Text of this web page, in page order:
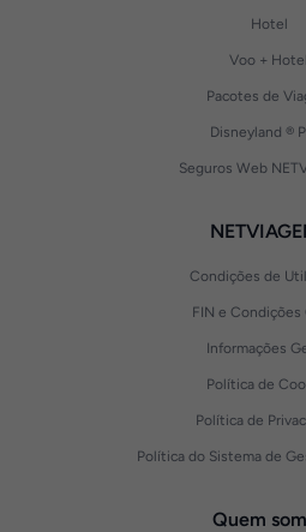
Hotel
Voo + Hotel
Pacotes de
Disneyland ®
Seguros Web
Condições de
FIN e Condições
Informações
Política de
Política de
Política do Sistema de
Quem